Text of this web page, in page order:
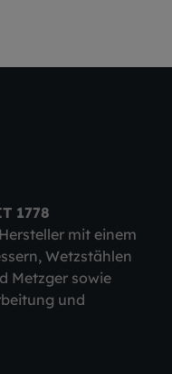
1778
mit einem
Wetzstählen
Metzger sowie
und